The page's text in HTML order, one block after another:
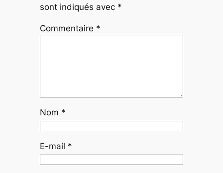
sont indiqués avec *
Commentaire *
Nom *
E-mail *